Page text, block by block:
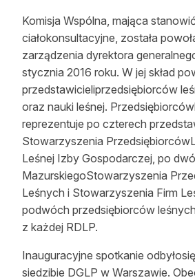
Kontakt
Komisja Wspólna, mająca stanowić
ciałokonsultacyjne, została
zarządzenia dyrektora
stycznia 2016 roku. W jej skład
przedstawicieliprzedsiębiorców
oraz nauki leśnej.
reprezentuje po czterech
Stowarzyszenia
Leśnej Izby Gospodarczej, po
MazurskiegoStowarzyszenia
Leśnych i Stowarzyszenia Firm
podwóch przedsiębiorców
z każdej RDLP.
Inauguracyjne spotkanie
siedzibie DGLP w Warszawie.